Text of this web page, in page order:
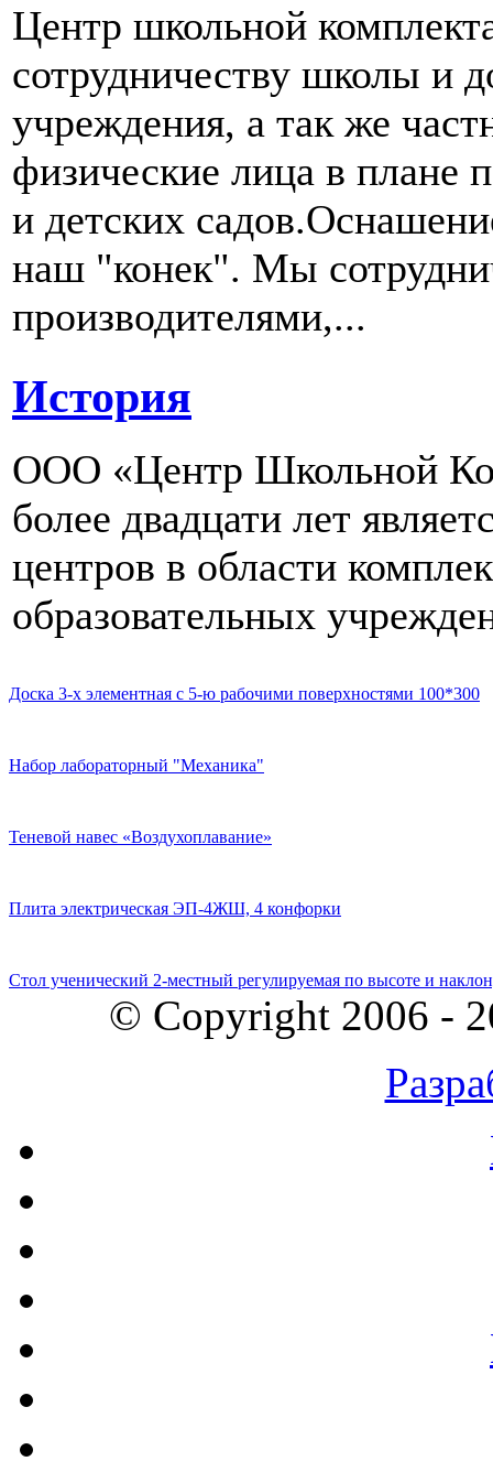
Центр школьной
сотрудничеству школы и
учреждения, а так же
физические лица в плане
и детских
наш "конек". Мы
производителями,...
История
ООО «Центр Школьной
более двадцати лет
центров в области
образовательных
Доска 3-х элементная с 5-ю рабочими поверхностями 100*300
Набор лабораторный "Механика"
Теневой навес «Воздухоплавание»
Плита электрическая ЭП-4ЖШ, 4 конфорки
Стол ученический 2-местный регулируемая по высоте и
© Copyright 2006 -